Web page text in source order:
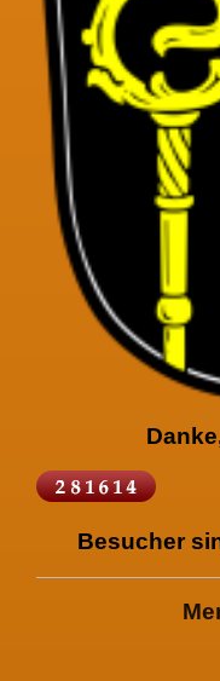
Besucher